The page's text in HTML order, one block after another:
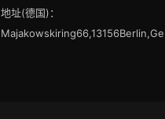
地址(德国)：